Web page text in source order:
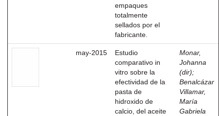
empaques
totalmente
sellados por el
fabricante.
may-2015
Estudio
comparativo in
vitro sobre la
efectividad de la
pasta de
hidroxido de
calcio, del aceite
Monar,
Johanna
(dir);
Benalcázar
Villamar,
María
Gabriela